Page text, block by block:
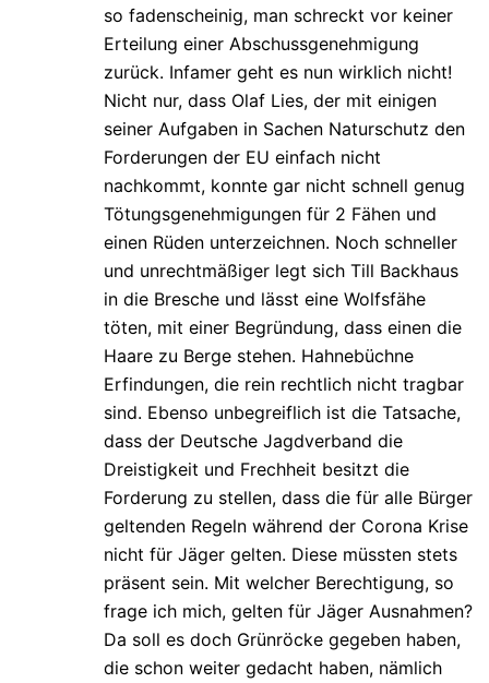
so fadenscheinig, man schreckt vor keiner
Erteilung einer Abschussgenehmigung
zurück. Infamer geht es nun wirklich nicht!
Nicht nur, dass Olaf Lies, der mit einigen
seiner Aufgaben in Sachen Naturschutz den
Forderungen der EU einfach nicht
nachkommt, konnte gar nicht schnell genug
Tötungsgenehmigungen für 2 Fähen und
einen Rüden unterzeichnen. Noch schneller
und unrechtmäßiger legt sich Till Backhaus
in die Bresche und lässt eine Wolfsfähe
töten, mit einer Begründung, dass einen die
Haare zu Berge stehen. Hahnebüchne
Erfindungen, die rein rechtlich nicht tragbar
sind. Ebenso unbegreiflich ist die Tatsache,
dass der Deutsche Jagdverband die
Dreistigkeit und Frechheit besitzt die
Forderung zu stellen, dass die für alle Bürger
geltenden Regeln während der Corona Krise
nicht für Jäger gelten. Diese müssten stets
präsent sein. Mit welcher Berechtigung, so
frage ich mich, gelten für Jäger Ausnahmen?
Da soll es doch Grünröcke gegeben haben,
die schon weiter gedacht haben, nämlich